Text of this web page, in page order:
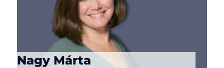
Nagy Márta